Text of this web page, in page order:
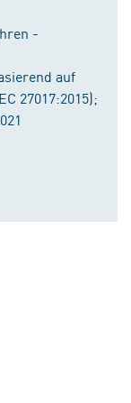
-
auf
27017:2015);